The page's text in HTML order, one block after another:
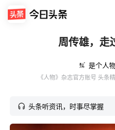
周传雄，走
是个人
头条听资讯，时事尽掌握